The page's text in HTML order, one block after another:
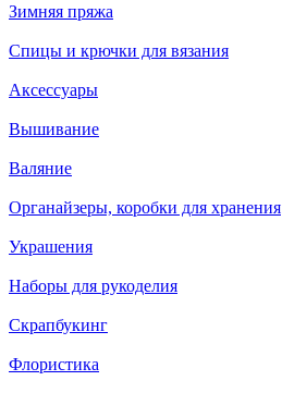
Зимняя пряжа
Спицы и крючки для вязания
Аксессуары
Вышивание
Валяние
Органайзеры, коробки для хранения
Украшения
Наборы для рукоделия
Скрапбукинг
Флористика